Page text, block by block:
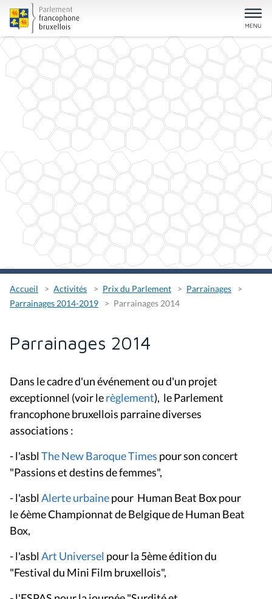
Accueil Activités Prix du Parlement
Parrainages
Parrainages 2014-2019
Parrainages 2014
Parrainages 2014
Dans le cadre d'un événement ou d'un projet
exceptionnel (voir lerèglement), le Parlement
francophone bruxellois parraine diverses
associations :
- l'asblThe New Baroque Times pour son concert
"Passions et destins de femmes",
- l'asblAlerte urbainepour Human Beat Box pour
le 6ème Championnat de Belgique de Human Beat
Box,
- l'asblArt Universel pour la 5ème édition du
"Festival du Mini Film bruxellois",